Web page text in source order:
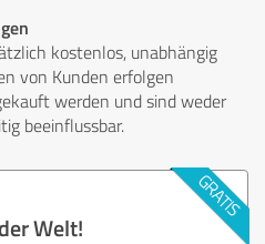
kostenlos, unabhängig
von Kunden erfolgen
werden und sind weder
beeinflussbar.
Welt!